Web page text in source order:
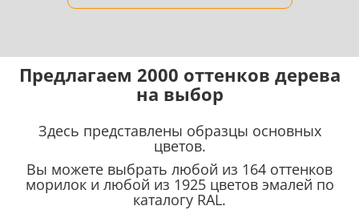
Предлагаем 2000 оттенков дерева
на выбор
Здесь представлены образцы основных
цветов.
Вы можете выбрать любой из 164 оттенков
морилок и любой из 1925 цветов эмалей по
каталогу RAL.